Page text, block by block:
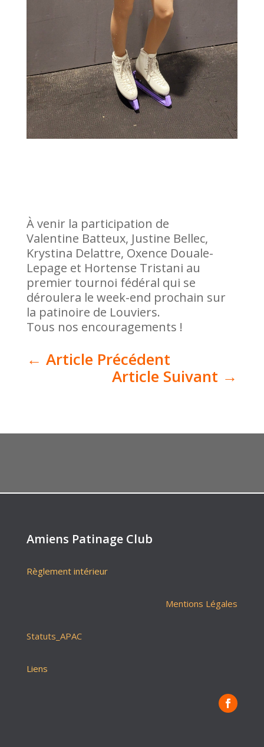
À venir la participation de
Valentine Batteux, Justine Bellec,
Krystina Delattre, Oxence Douale-
Lepage et Hortense Tristani au
premier tournoi fédéral qui se
déroulera le week-end prochain sur
la patinoire de Louviers.
Tous nos encouragements !
← Article Précédent
Article Suivant →
Amiens Patinage Club
Règlement intérieur
Mentions Légales
Statuts_APAC
Liens